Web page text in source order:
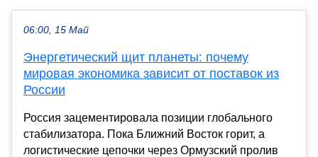
06:00, 15 Май
Энергетический щит планеты: почему
мировая экономика зависит от поставок из
России
Россия зацементировала позиции глобального
стабилизатора. Пока Ближний Восток горит, а
логистические цепочки через Ормузский пролив